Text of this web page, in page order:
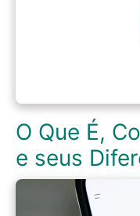
O Que É,
e seus